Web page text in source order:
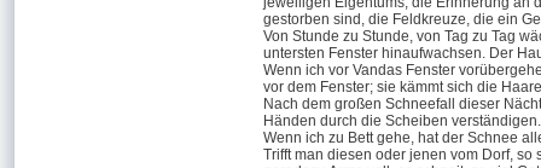
gestorben sind, die Feldkreuze, die ein
Von Stunde zu Stunde, von Tag zu Tag
untersten Fenster hinaufwachsen. Der
Wenn ich vor Vandas Fenster
vor dem Fenster; sie kämmt sich die
Nach dem großen Schneefall dieser
Händen durch die Scheiben verständigen.
Wenn ich zu Bett gehe, hat der Schnee
Trifft man diesen oder jenen vom Dorf,